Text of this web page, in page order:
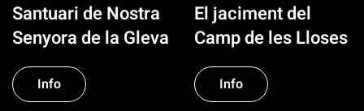
Santuari de Nostra
Senyora de la Gleva
Info
El jaciment del
Camp de les Lloses
Info